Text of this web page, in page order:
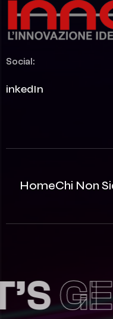
Social:
LinkedIn
HomeChi Non
GET